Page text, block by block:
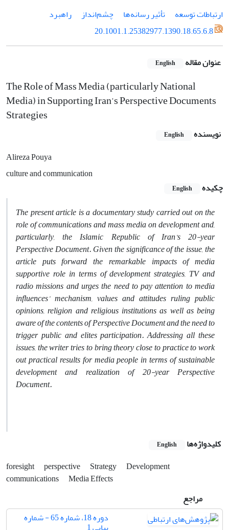
ارتباطات توسعه
تأثیر رسانه‌ها چشم‌انداز
راهبرد
20.1001.1.25382977.1390.18.65.6.8
عنوان مقاله English
The Role of Mass Media (particularly National
Media) in Supporting Iran’s Perspective Documents
Strategies
نویسنده English
Alireza Pouya
culture and communication
چکیده
English
The present article is a documentary study carried out on the
role of communications and mass media on development and,
particularly, the Islamic Republic of Iran’s 20-year
Perspective Document. Given the significance of the issue, the
article puts forward the remarkable impacts of media
supportive role in terms of development strategies, TV and
radio missions and urges the need to pay attention to media
influences’ mechanism, values and attitudes ruling public
opinions, religion and religious institutions as well as being
aware of the contents of Perspective Document and the need to
trigger public and elites participation. Addressing all these
issues, the writer tries to bring theory close to practice to work
out practical results for media people in terms of sustainable
development and realization of 20-year Perspective
Document.
کلیدواژه‌ها English
foresight perspective Strategy
Development
communications
Media Effects
مراجع
دوره 18، شماره 65 - شماره